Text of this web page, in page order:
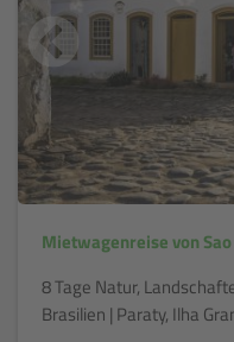
Mietwagenreise von
8 Tage Natur,
Brasilien | Paraty, Ilha